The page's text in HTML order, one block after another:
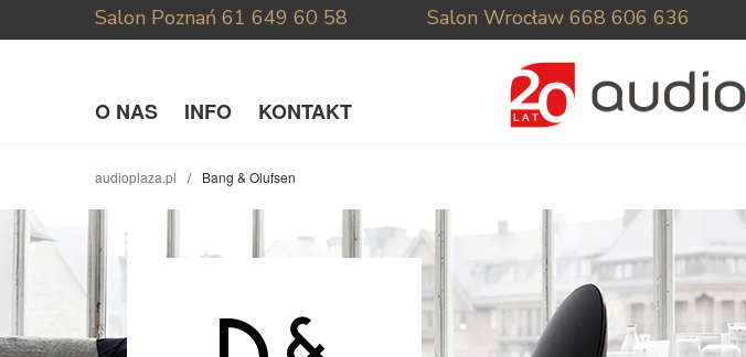
Salon Poznań 61 649 60 58 Salon Wrocław 668 606 636
O NAS INFO KONTAKT
audioplaza.pl Bang & Olufsen